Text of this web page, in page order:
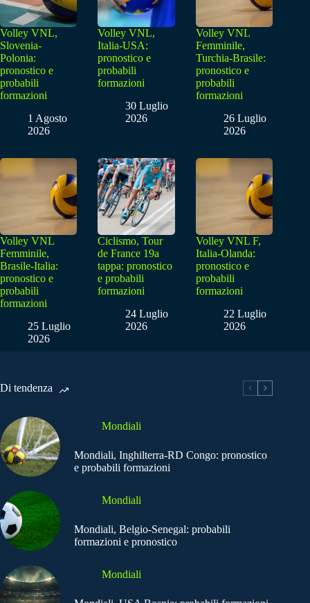
Volley VNL,
Slovenia-
Polonia:
pronostico e
probabili
formazioni
1 Agosto
2026
Volley VNL,
Italia-USA:
pronostico e
probabili
formazioni
30 Luglio
2026
Volley VNL
Femminile,
Turchia-Brasile:
pronostico e
probabili
formazioni
26 Luglio
2026
Volley VNL
Femminile,
Brasile-Italia:
pronostico e
probabili
formazioni
25 Luglio
2026
Ciclismo, Tour
de France 19a
tappa: pronostico
e probabili
formazioni
24 Luglio
2026
Volley VNL F,
Italia-Olanda:
pronostico e
probabili
formazioni
22 Luglio
2026
Di tendenza
Mondiali
Mondiali, Inghilterra-RD Congo: pronostico
e probabili formazioni
Mondiali
Mondiali, Belgio-Senegal: probabili
formazioni e pronostico
Mondiali